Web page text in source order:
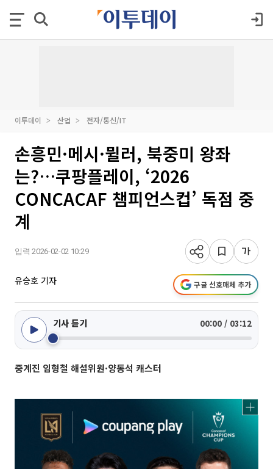
이투데이 산업 전자/통신/IT
손흥민·메시·뮐러, 북중미 왕좌
는?…쿠팡플레이, ‘2026
CONCACAF 챔피언스컵’ 독점 중
계
입력 2026-02-02 10:29
유승호 기자 구글 선호매체 추가
기사 듣기 00:00 / 03:12
중계진 임형철 해설위원·양동석 캐스터